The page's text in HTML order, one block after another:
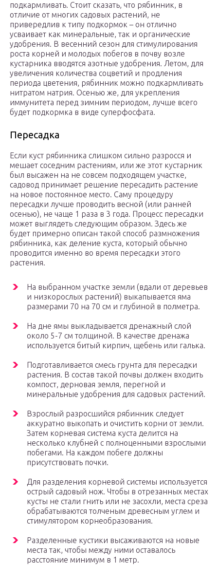
подкармливать. Стоит сказать, что рябинник, в
отличие от многих садовых растений, не
привередлив к типу подкормок – он отлично
усваивает как минеральные, так и органические
удобрения. В весенний сезон для стимулирования
роста корней и молодых побегов в почву возле
кустарника вводятся азотные удобрения. Летом, для
увеличения количества соцветий и продления
периода цветения, рябинник можно подкармливать
нитратом натрия. Осенью же, для укрепления
иммунитета перед зимним периодом, лучше всего
будет подкормка в виде суперфосфата.
Пересадка
Если куст рябинника слишком сильно разросся и
мешает соседним растениям, или же этот кустарник
был высажен на не совсем подходящем участке,
садовод принимает решение пересадить растение
на новое постоянное место. Саму процедуру
пересадки лучше проводить весной (или ранней
осенью), не чаще 1 раза в 3 года. Процесс пересадки
может выглядеть следующим образом. Здесь же
будет примерно описан такой способ размножения
рябинника, как деление куста, который обычно
проводится именно во время пересадки этого
растения.
На выбранном участке земли (вдали от деревьев
и низкорослых растений) выкапывается яма
размерами 70 на 70 см и глубиной в полметра.
На дне ямы выкладывается дренажный слой
около 5-7 см толщиной. В качестве дренажа
используется битый кирпич, щебень или галька.
Подготавливается смесь грунта для пересадки
растения. В состав такой почвы должен входить
компост, дерновая земля, перегной и
минеральные удобрения для садовых растений.
Взрослый разросшийся рябинник следует
аккуратно выкопать и очистить корни от земли.
Затем корневая система куста делится на
несколько клубней с полноценными взрослыми
побегами. На каждом побеге должны
присутствовать почки.
Для разделения корневой системы используется
острый садовый нож. Чтобы в отрезанных местах
кусты не стали гнить или не засохли, места среза
обрабатываются толченым древесным углем и
стимулятором корнеобразования.
Разделенные кустики высаживаются на новые
места так, чтобы между ними оставалось
расстояние минимум в 1 метр.